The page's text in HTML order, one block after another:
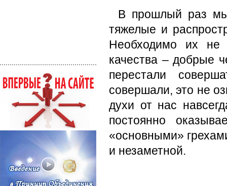
В прошлый раз мы
тяжелые и
Необходимо их не
качества – добрые
перестали
совершали, это не
духи от нас
постоянно
«основными»
и незаметной.